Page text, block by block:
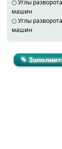
○Углы
машин
○Углы
машин
✎